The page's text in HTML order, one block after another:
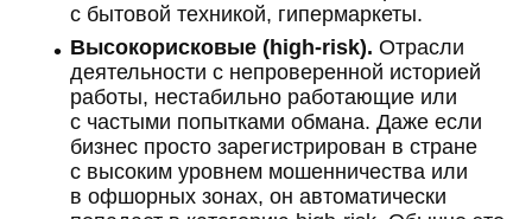
с бытовой техникой, гипермаркеты.
Высокорисковые (high-risk). Отрасли
деятельности с непроверенной историей
работы, нестабильно работающие или
с частыми попытками обмана. Даже если
бизнес просто зарегистрирован в стране
с высоким уровнем мошенничества или
в офшорных зонах, он автоматически